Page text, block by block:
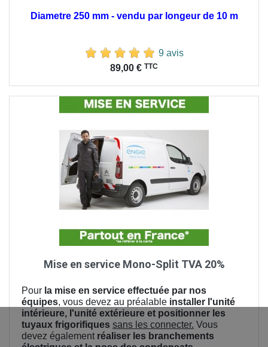
Diametre 250 mm - vendu par longeur de 10 m
9 avis
89,00 € TTC
Mise en service Mono-Split TVA 20%
Pour la mise en service effectuée par nos
équipes, vous devez au préalable installer l'unité
intérieure, l'unité extérieure et positionner les
tuyaux frigorifiques sans les connecter. Vous
devez également réaliser les branchements